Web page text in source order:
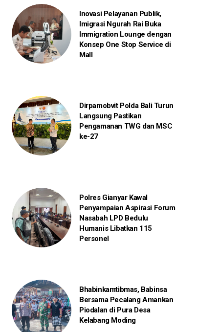
Inovasi Pelayanan Publik,
Imigrasi Ngurah Rai Buka
Immigration Lounge dengan
Konsep One Stop Service di
Mall
Dirpamobvit Polda Bali Turun
Langsung Pastikan
Pengamanan TWG dan MSC
ke-27
Polres Gianyar Kawal
Penyampaian Aspirasi Forum
Nasabah LPD Bedulu
Humanis Libatkan 115
Personel
Bhabinkamtibmas, Babinsa
Bersama Pecalang Amankan
Piodalan di Pura Desa
Kelabang Moding